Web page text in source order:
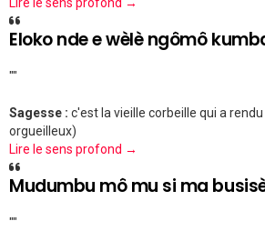
Lire le sens profond →
Eloko nde e wèlè ngômô
""
Sagesse : c'est la vieille corbeille qui a
orgueilleux)
Lire le sens profond →
Mudumbu mô mu si ma
""